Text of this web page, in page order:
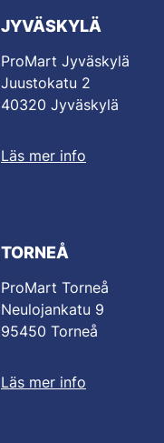
JYVÄSKYLÄ
ProMart Jyväskylä
Juustokatu 2
40320 Jyväskylä
Läs mer info
TORNEÅ
ProMart Torneå
Neulojankatu 9
95450 Torneå
Läs mer info